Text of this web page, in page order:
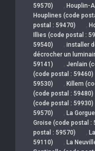
59570)
, Houplin-
Houplines (code
postal : 59470)
,
Illies (code postal :
59540)
, installer
décrocher un
59141)
, Jenlain
(code postal : 59460)
59530)
, Killem
(code postal : 59480)
(code postal : 59930)
59570)
, La
Groise (code postal :
postal : 59570)
,
59110)
, La